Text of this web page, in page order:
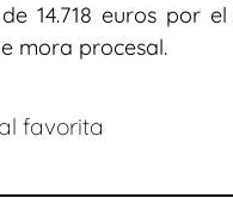
14.718 euros por
mora procesal.
favorita